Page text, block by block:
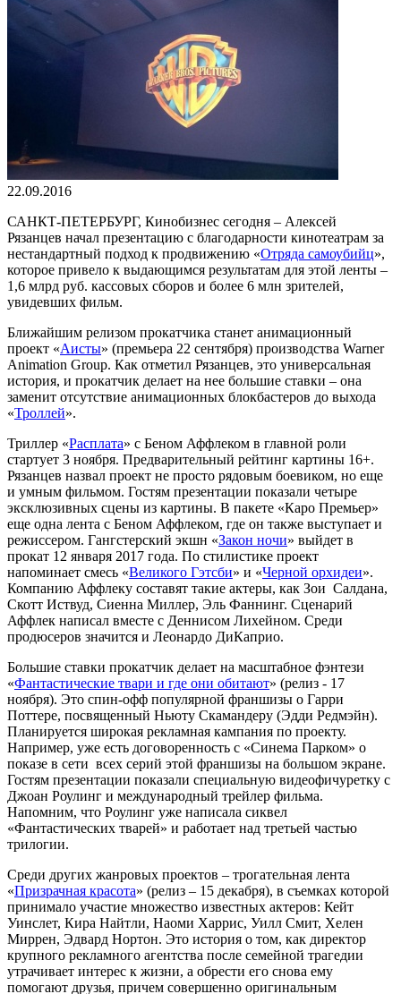
22.09.2016
САНКТ-ПЕТЕРБУРГ, Кинобизнес сегодня – Алексей
Рязанцев начал презентацию с благодарности кинотеатрам за
нестандартный подход к продвижению «Отряда самоубийц»,
которое привело к выдающимся результатам для этой ленты –
1,6 млрд руб. кассовых сборов и более 6 млн зрителей,
увидевших фильм.
Ближайшим релизом прокатчика станет анимационный
проект «Аисты» (премьера 22 сентября) производства Warner
Animation Group. Как отметил Рязанцев, это универсальная
история, и прокатчик делает на нее большие ставки – она
заменит отсутствие анимационных блокбастеров до выхода
«Троллей».
Триллер «Расплата» с Беном Аффлеком в главной роли
стартует 3 ноября. Предварительный рейтинг картины 16+.
Рязанцев назвал проект не просто рядовым боевиком, но еще
и умным фильмом. Гостям презентации показали четыре
эксклюзивных сцены из картины. В пакете «Каро Премьер»
еще одна лента с Беном Аффлеком, где он также выступает и
режиссером. Гангстерский экшн «Закон ночи» выйдет в
прокат 12 января 2017 года. По стилистике проект
напоминает смесь «Великого Гэтсби» и «Черной орхидеи».
Компанию Аффлеку составят такие актеры, как Зои Салдана,
Скотт Иствуд, Сиенна Миллер, Эль Фаннинг. Сценарий
Аффлек написал вместе с Деннисом Лихейном. Среди
продюсеров значится и Леонардо ДиКаприо.
Большие ставки прокатчик делает на масштабное фэнтези
«Фантастические твари и где они обитают» (релиз - 17
ноября). Это спин-офф популярной франшизы о Гарри
Поттере, посвященный Ньюту Скамандеру (Эдди Редмэйн).
Планируется широкая рекламная кампания по проекту.
Например, уже есть договоренность с «Синема Парком» о
показе в сети всех серий этой франшизы на большом экране.
Гостям презентации показали специальную видеофичуретку с
Джоан Роулинг и международный трейлер фильма.
Напомним, что Роулинг уже написала сиквел
«Фантастических тварей» и работает над третьей частью
трилогии.
Среди других жанровых проектов – трогательная лента
«Призрачная красота» (релиз – 15 декабря), в съемках которой
принимало участие множество известных актеров: Кейт
Уинслет, Кира Найтли, Наоми Харрис, Уилл Смит, Хелен
Миррен, Эдвард Нортон. Это история о том, как директор
крупного рекламного агентства после семейной трагедии
утрачивает интерес к жизни, а обрести его снова ему
помогают друзья, причем совершенно оригинальным